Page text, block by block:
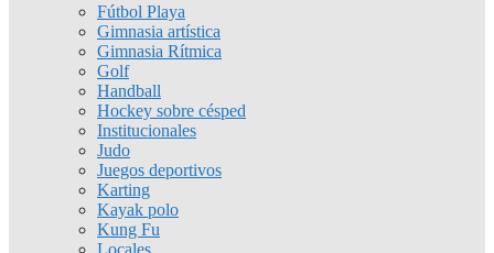
Fútbol Playa
Gimnasia artística
Gimnasia Rítmica
Golf
Handball
Hockey sobre césped
Institucionales
Judo
Juegos deportivos
Karting
Kayak polo
Kung Fu
Locales